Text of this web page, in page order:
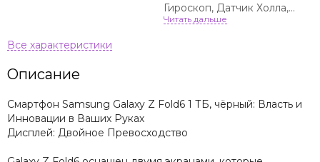
Гироскоп, Датчик Холла,
Датчик освещенности,
Описание
Смартфон Samsung Galaxy Z Fold6 1 ТБ, чёрный: Власть и
Инновации в Ваших Руках
Дисплей: Двойное Превосходство